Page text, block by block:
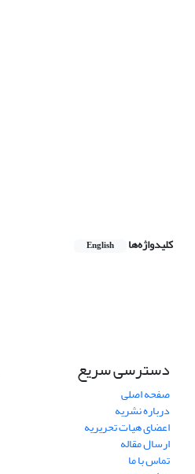
کلیدواژه‌ها English
دسترسی سریع
صفحه اصلی
درباره نشریه
اعضای هیات تحریریه
ارسال مقاله
تماس با ما